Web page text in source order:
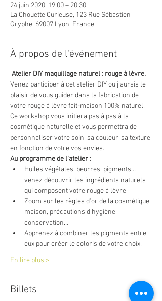
24 juin 2020, 19:00 – 20:30
La Chouette Curieuse, 123 Rue Sébastien
Gryphe, 69007 Lyon, France
À propos de l'événement
Atelier DIY maquillage naturel : rouge à lèvre.
Venez participer à cet atelier DIY ou j’aurais le
plaisir de vous guider dans la fabrication de
votre rouge à lèvre fait-maison 100% naturel.
Ce workshop vous initiera pas à pas à la
cosmétique naturelle et vous permettra de
personnaliser votre soin, sa couleur, sa texture
en fonction de votre vos envies.
Au programme de l’atelier :
Huiles végétales, beurres, pigments…
venez découvrir les ingrédients naturels
qui composent votre rouge à lèvre
Zoom sur les règles d’or de la cosmétique
maison, précautions d’hygiène,
conservation…
Apprenez à combiner les pigments entre
eux pour créer le coloris de votre choix.
En lire plus >
Billets